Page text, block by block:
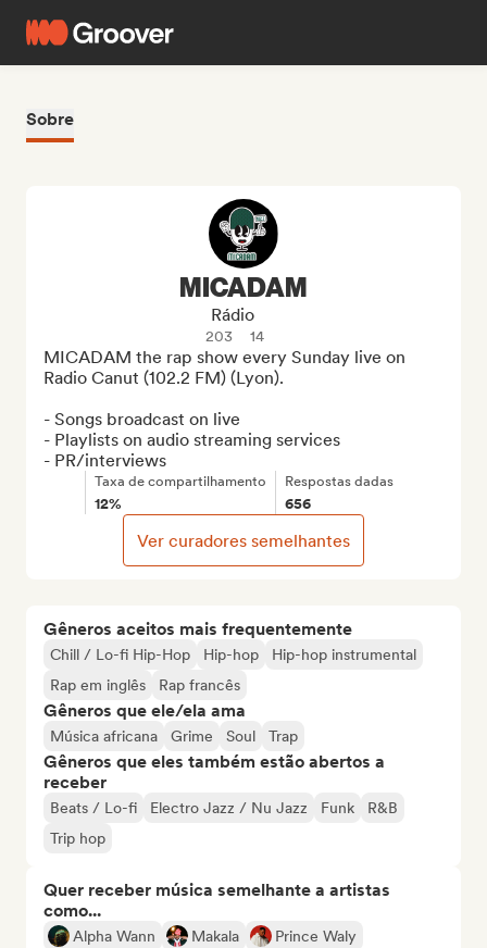
Sobre
Gêneros aceitos mais frequentemente
Chill / Lo-fi Hip-Hop Hip-hop
Hip-hop instrumental
Rap em inglês
Rap francês
Gêneros que ele/ela ama
Música africana Grime Soul Trap
Gêneros que eles também estão abertos a
receber
Beats / Lo-fi Electro Jazz / Nu Jazz Funk
R&B
Trip hop
Quer receber música semelhante a artistas
como...
Alpha Wann Makala
Prince Waly
MICADAM
Rádio
203 14
MICADAM the rap show every Sunday live on
Radio Canut (102.2 FM) (Lyon).
- Songs broadcast on live
- Playlists on audio streaming services
- PR/interviews
Taxa de compartilhamento
12%
Respostas dadas
656
Ver curadores semelhantes